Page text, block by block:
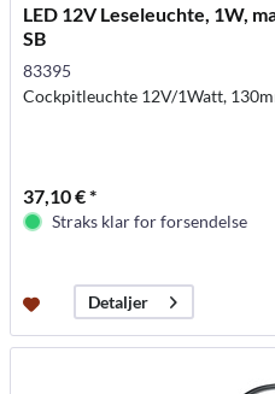
LED 12V Leseleuchte, 1W,
SB
83395
Cockpitleuchte 12V/1Watt,
37,10 € *
Straks klar for forsendelse
Detaljer